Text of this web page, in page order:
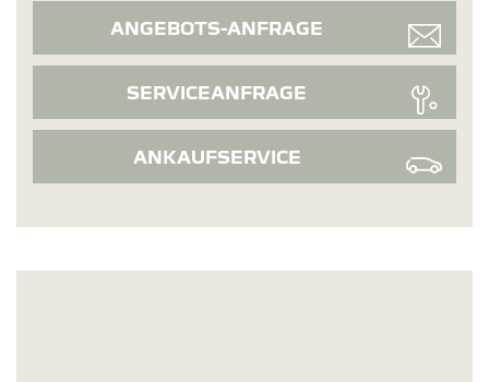
ANGEBOTS-ANFRAGE
SERVICEANFRAGE
ANKAUFSERVICE